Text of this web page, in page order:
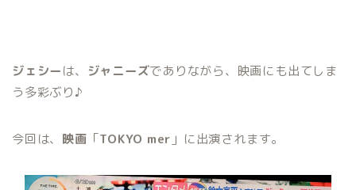
ジェシーは、 ジャニーズでありながら、映画にも出てしま
う多彩ぶり♪
今回は、 映画 「TOKYO mer 」に出演されます。